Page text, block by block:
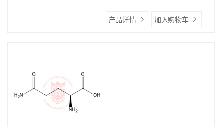
产品详情 加入购物车